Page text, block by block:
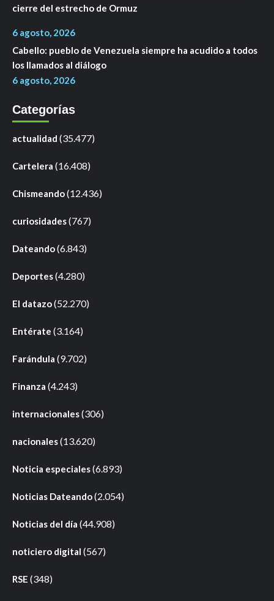
cierre del estrecho de Ormuz
6 agosto, 2026
Cabello: pueblo de Venezuela siempre ha acudido a todos
los llamados al diálogo
6 agosto, 2026
Categorías
actualidad (35.477)
Cartelera (16.408)
Chismeando(12.436)
curiosidades(767)
Dateando(6.843)
Deportes(4.280)
El datazo(52.270)
Entérate (3.164)
Farándula (9.702)
Finanza (4.243)
internacionales(306)
nacionales(13.620)
Noticia especiales(6.893)
Noticias Dateando(2.054)
Noticias del día (44.908)
noticiero digital (567)
RSE (348)